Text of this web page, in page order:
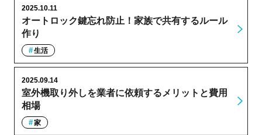
オートロック鍵忘れ防止！家族で共有するルール
作り
2025.10.11
生活
室外機取り外しを業者に依頼するメリットと費用
相場
2025.09.14
家